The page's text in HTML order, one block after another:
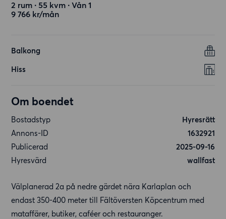
2 rum ∙ 55 kvm ∙ Vån 1
9 766 kr/mån
Balkong
Hiss
Om boendet
Bostadstyp
Hyresrätt
Annons-ID
1632921
Publicerad
2025-09-16
Hyresvärd
wallfast
Välplanerad 2a på nedre gärdet nära Karlaplan och
endast 350-400 meter till Fältöversten Köpcentrum med
mataffärer, butiker, caféer och restauranger.